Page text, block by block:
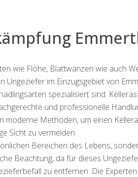
wie Flöhe, Blattwanzen wie auch
im Einzugsgebiet von
spezialisiert sind.
und professionelle
Methoden, um einen
Sicht zu vermeiden.
Bereichen des Lebens,
Beachtung, da für dieses
zu entfernen. Die